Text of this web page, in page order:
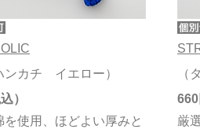
ンカチ イエロー）
を使用、ほどよい厚みと
（
厳
660